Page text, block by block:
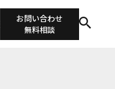
お問い合わせ
無料相談